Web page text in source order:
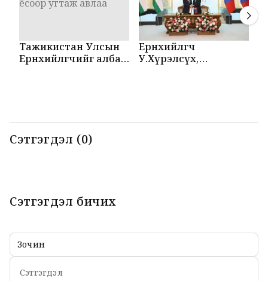
Тажикистан Улсын
Ерөнхийлөгчийг албан
Ерөнхийлөгч
У.Хүрэлсүх,
Сэтгэгдэл (0)
Сэтгэгдэл бичих